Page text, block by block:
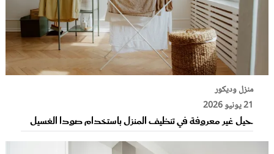
منزل وديكور
21 يونيو 2026
حيل غير معروفة في تنظيف المنزل باستخدام صودا الغسيل